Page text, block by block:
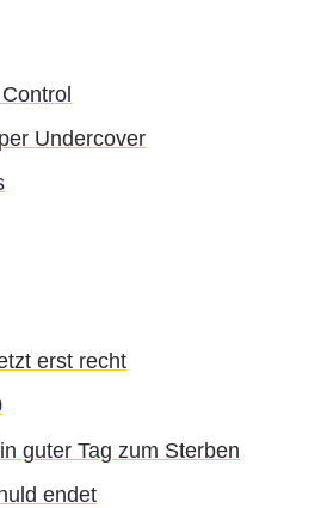
Undercover
erst recht
guter Tag zum Sterben
endet